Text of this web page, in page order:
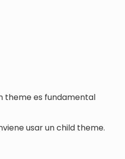
theme es fundamental
usar un child theme.